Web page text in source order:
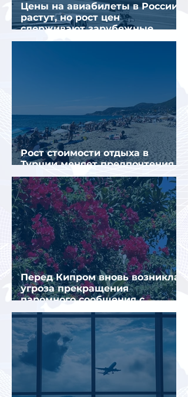
Цены на авиабилеты в России
растут, но рост цен
сдерживают зарубежные
конкуренты
Рост стоимости отдыха в
Турции меняет предпочтения
туристов
Перед Кипром вновь возникла
угроза прекращения
паромного сообщения с
Грецией